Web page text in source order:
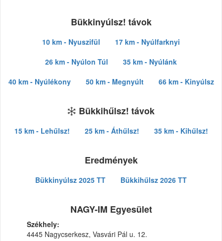
Bükkinyúlsz! távok
10 km - Nyuszifül
17 km - Nyúlfarknyi
26 km - Nyúlon Túl
35 km - Nyúlánk
40 km - Nyúlékony
50 km - Megnyúlt 66 km - Kinyúlsz
Bükkihűlsz! távok
15 km - Lehűlsz! 25 km - Áthűlsz! 35 km - Kihűlsz!
Eredmények
Bükkinyúlsz 2025 TT Bükkihűlsz 2026 TT
NAGY-IM Egyesület
Székhely:
4445 Nagycserkesz, Vasvári Pál u. 12.